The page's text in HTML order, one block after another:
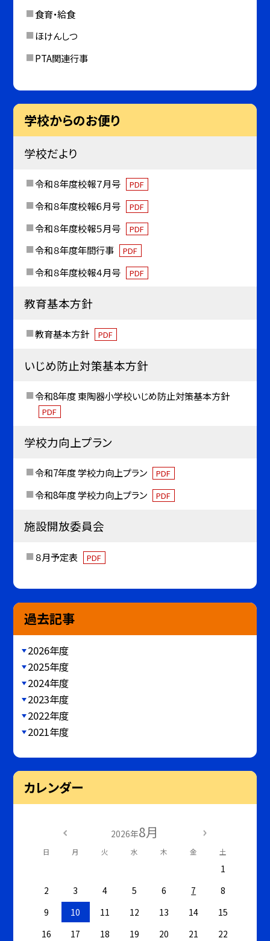
食育・給食
ほけんしつ
PTA関連行事
学校からのお便り
学校だより
令和８年度校報７月号 PDF
令和８年度校報６月号 PDF
令和８年度校報５月号 PDF
令和８年度年間行事 PDF
令和８年度校報４月号 PDF
教育基本方針
教育基本方針 PDF
いじめ防止対策基本方針
令和8年度 東陶器小学校いじめ防止対策基本方針
PDF
学校力向上プラン
令和7年度 学校力向上プラン PDF
令和8年度 学校力向上プラン PDF
施設開放委員会
８月予定表 PDF
過去記事
2026年度
2025年度
2024年度
2023年度
2022年度
2021年度
カレンダー
2026年8月
日 月 火 水 木 金 土
1
2
3 4 5 6 7
8
9
10 11 12 13 14
15
16
17 18 19 20 21
22